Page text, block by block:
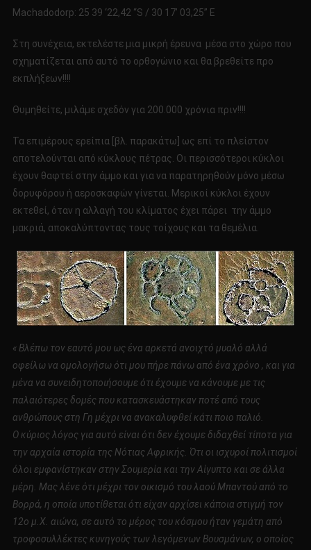
Machadodorp: 25 39 ‘22,42 “S / 30 17’ 03,25” E
Στη συνέχεια, εκτελέστε μια μικρή έρευνα μέσα στο χώρο που
σχηματίζεται από αυτό το ορθογώνιο και θα βρεθείτε προ
εκπλήξεων!!!!
Θυμηθείτε, μιλάμε σχεδόν για 200.000 χρόνια πριν!!!!
Τα επιμέρους ερείπια [βλ. παρακάτω] ως επί το πλείστον
αποτελούνται από κύκλους πέτρας. Οι περισσότεροι κύκλοι
έχουν θαφτεί στην άμμο και για να παρατηρηθούν μόνο μέσω
δορυφόρου ή αεροσκαφών γίνεται. Μερικοί κύκλοι έχουν
εκτεθεί, όταν η αλλαγή του κλίματος έχει πάρει την άμμο
μακριά, αποκαλύπτοντας τους τοίχους και τα θεμέλια.
« Βλέπω τον εαυτό μου ως ένα αρκετά ανοιχτό μυαλό αλλά
οφείλω να ομολογήσω ότι μου πήρε πάνω από ένα χρόνο , και για
μένα να συνειδητοποιήσουμε ότι έχουμε να κάνουμε με τις
παλαιότερες δομές που κατασκευάστηκαν ποτέ από τους
ανθρώπους στη Γη μέχρι να ανακαλυφθεί κάτι ποιο παλιό.
Ο κύριος λόγος για αυτό είναι ότι δεν έχουμε διδαχθεί τίποτα για
την αρχαία ιστορία της Νότιας Αφρικής. Ότι οι ισχυροί πολιτισμοί
όλοι εμφανίστηκαν στην Σουμερία και την Αίγυπτο και σε άλλα
μέρη. Μας λένε ότι μέχρι τον οικισμό του λαού Μπαντού από το
Βορρά, η οποία υποτίθεται ότι είχαν αρχίσει κάποια στιγμή τον
12ο μ.Χ. αιώνα, σε αυτό το μέρος του κόσμου ήταν γεμάτη από
τροφοσυλλέκτες κυνηγούς των λεγόμενων Βουσμάνων, ο οποίος